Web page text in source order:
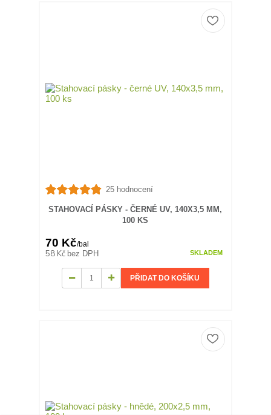
25 hodnocení
STAHOVACÍ PÁSKY - ČERNÉ UV, 140X3,5 MM,
100 KS
70 Kč/bal
58 Kč bez DPH SKLADEM
PŘIDAT DO KOŠÍKU